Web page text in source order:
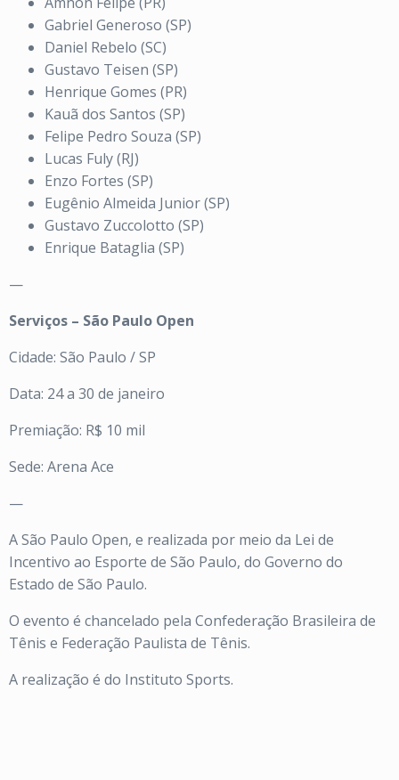
Gabriel Generoso (SP)
Daniel Rebelo (SC)
Gustavo Teisen (SP)
Henrique Gomes (PR)
Kauã dos Santos (SP)
Felipe Pedro Souza (SP)
Lucas Fuly (RJ)
Enzo Fortes (SP)
Eugênio Almeida Junior (SP)
Gustavo Zuccolotto (SP)
Enrique Bataglia (SP)
—
Serviços – São Paulo Open
Cidade: São Paulo / SP
Data: 24 a 30 de janeiro
Premiação: R$ 10 mil
Sede: Arena Ace
—
A São Paulo Open, e realizada por meio da Lei de
Incentivo ao Esporte de São Paulo, do Governo do
Estado de São Paulo.
O evento é chancelado pela Confederação Brasileira de
Tênis e Federação Paulista de Tênis.
A realização é do Instituto Sports.